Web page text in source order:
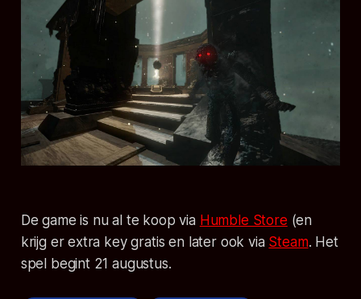
De game is nu al te koop via Humble Store (en
krijg er extra key gratis en later ook via Steam. Het
spel begint 21 augustus.